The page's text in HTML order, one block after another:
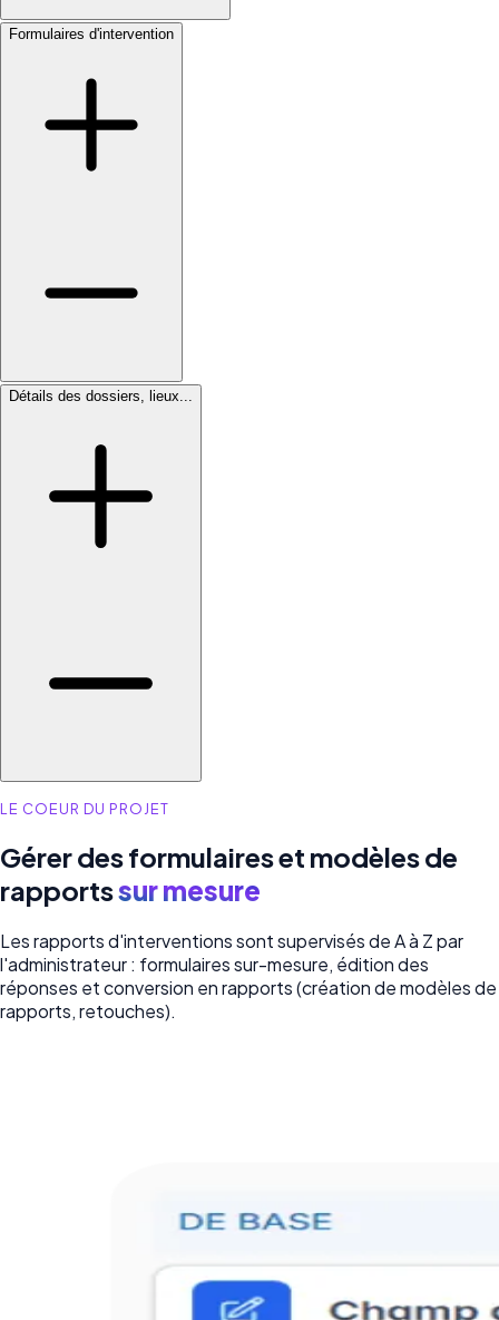
Formulaires d'intervention
Détails des dossiers, lieux...
LE COEUR DU PROJET
Gérer des formulaires et modèles de
rapportssur mesure
Les rapports d'interventions sont supervisés de A à Z par
l'administrateur : formulaires sur-mesure, édition des
réponses et conversion en rapports (création de modèles de
rapports, retouches).